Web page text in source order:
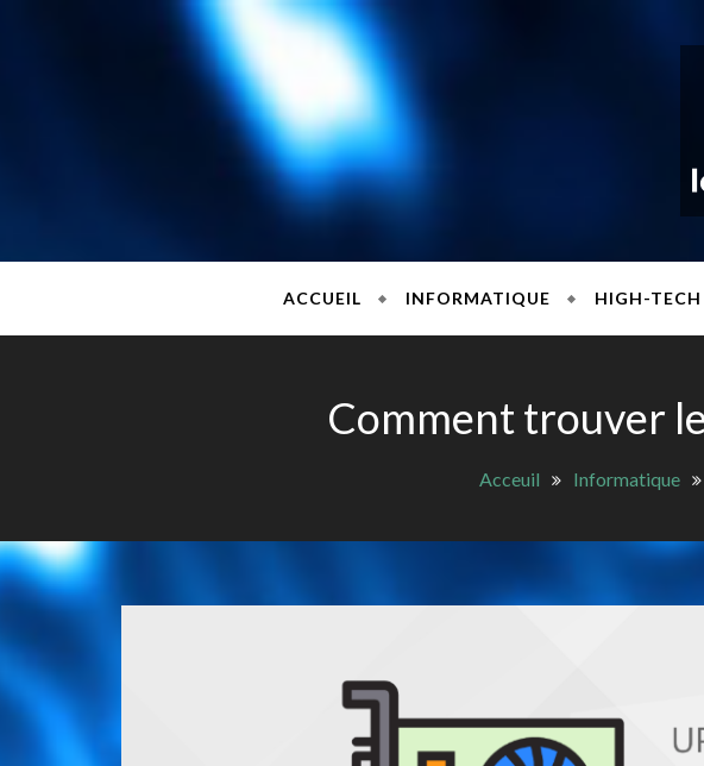
ACCUEIL INFORMATIQUE HIGH-TECH
Comment trouver
Acceuil Informatique